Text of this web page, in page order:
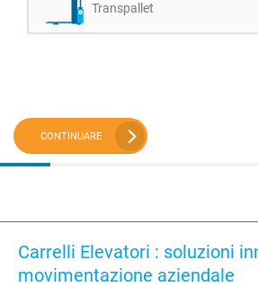
Transpallet
CONTINUARE
Carrelli Elevatori : soluzioni
movimentazione aziendale